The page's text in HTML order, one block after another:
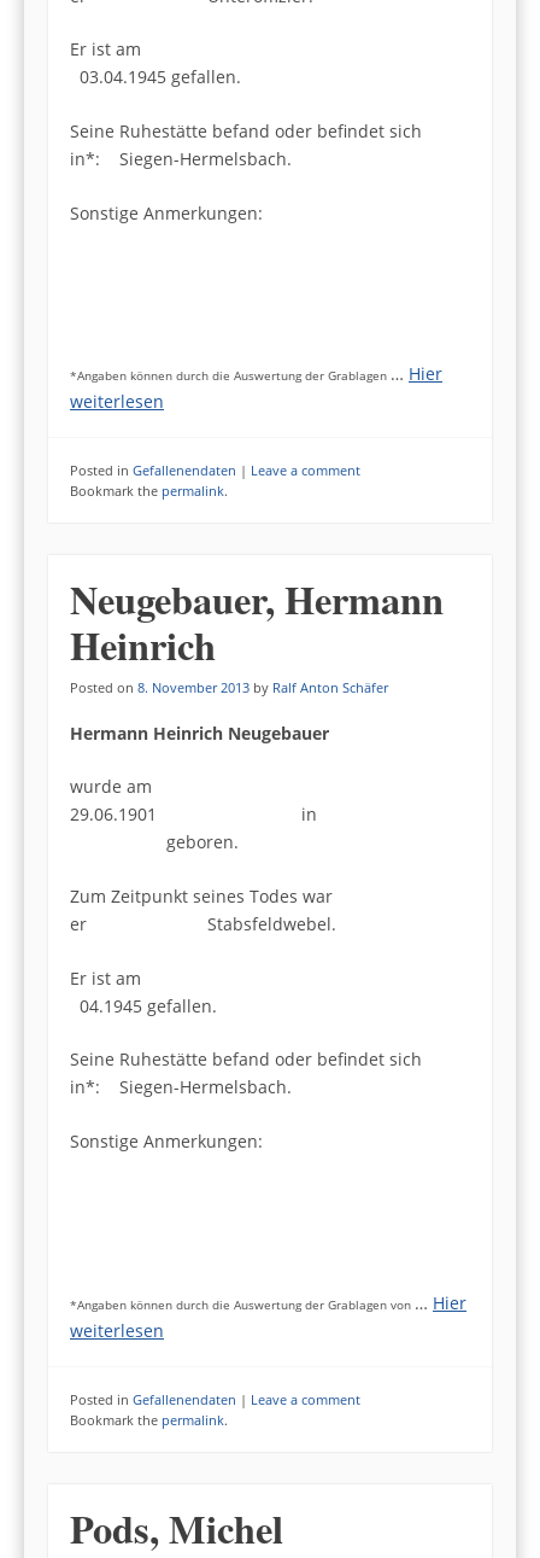
Er ist am
03.04.1945 gefallen.
Seine Ruhestätte befand oder befindet sich
in*: Siegen-Hermelsbach.
Sonstige Anmerkungen:
*Angaben können durch die Auswertung der Grablagen … Hier
weiterlesen
Posted in Gefallenendaten | Leave a comment
Bookmark the permalink.
Neugebauer, Hermann
Heinrich
Posted on 8. November 2013 by Ralf Anton Schäfer
Hermann Heinrich Neugebauer
wurde am
29.06.1901 in
geboren.
Zum Zeitpunkt seines Todes war
er Stabsfeldwebel.
Er ist am
04.1945 gefallen.
Seine Ruhestätte befand oder befindet sich
in*: Siegen-Hermelsbach.
Sonstige Anmerkungen:
*Angaben können durch die Auswertung der Grablagen von … Hier
weiterlesen
Posted in Gefallenendaten | Leave a comment
Bookmark the permalink.
Pods, Michel